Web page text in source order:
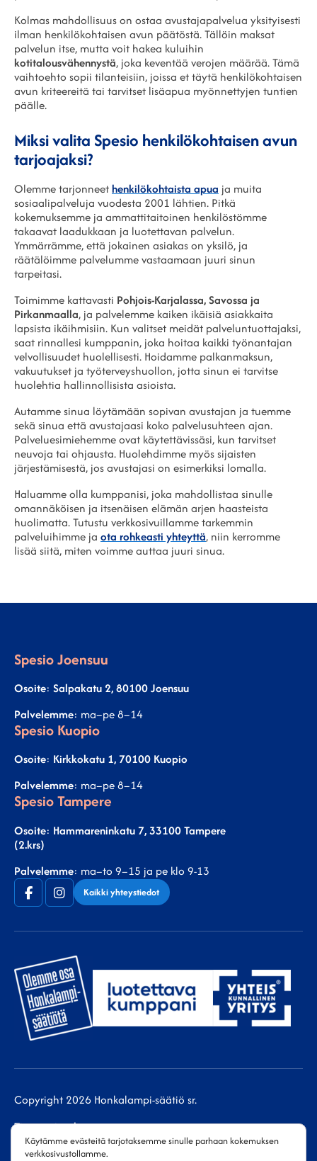
Kolmas mahdollisuus on ostaa avustajapalvelua yksityisesti
ilman henkilökohtaisen avun päätöstä. Tällöin maksat
palvelun itse, mutta voit hakea kuluihin
kotitalousvähennystä, joka keventää verojen määrää. Tämä
vaihtoehto sopii tilanteisiin, joissa et täytä henkilökohtaisen
avun kriteereitä tai tarvitset lisäapua myönnettyjen tuntien
päälle.
Miksi valita Spesio henkilökohtaisen avun
tarjoajaksi?
Olemme tarjonneethenkilökohtaista apua ja muita
sosiaalipalveluja vuodesta 2001 lähtien. Pitkä
kokemuksemme ja ammattitaitoinen henkilöstömme
takaavat laadukkaan ja luotettavan palvelun.
Ymmärrämme, että jokainen asiakas on yksilö, ja
räätälöimme palvelumme vastaamaan juuri sinun
tarpeitasi.
Toimimme kattavasti Pohjois-Karjalassa, Savossa ja
Pirkanmaalla, ja palvelemme kaiken ikäisiä asiakkaita
lapsista ikäihmisiin. Kun valitset meidät palveluntuottajaksi,
saat rinnallesi kumppanin, joka hoitaa kaikki työnantajan
velvollisuudet huolellisesti. Hoidamme palkanmaksun,
vakuutukset ja työterveyshuollon, jotta sinun ei tarvitse
huolehtia hallinnollisista asioista.
Autamme sinua löytämään sopivan avustajan ja tuemme
sekä sinua että avustajaasi koko palvelusuhteen ajan.
Palveluesimiehemme ovat käytettävissäsi, kun tarvitset
neuvoja tai ohjausta. Huolehdimme myös sijaisten
järjestämisestä, jos avustajasi on esimerkiksi lomalla.
Haluamme olla kumppanisi, joka mahdollistaa sinulle
omannäköisen ja itsenäisen elämän arjen haasteista
huolimatta. Tutustu verkkosivuillamme tarkemmin
palveluihimme ja ota rohkeasti yhteyttä, niin kerromme
lisää siitä, miten voimme auttaa juuri sinua.
Spesio Joensuu
Osoite: Salpakatu 2, 80100 Joensuu
Palvelemme: ma–pe 8–14
Spesio Kuopio
Osoite: Kirkkokatu 1, 70100 Kuopio
Palvelemme: ma–pe 8–14
Spesio Tampere
Osoite: Hammareninkatu 7, 33100 Tampere
(2.krs)
Palvelemme: ma–to 9–15 ja pe klo 9-13
FacebookInstagramKaikki yhteystiedot
Copyright 2026 Honkalampi-säätiö sr.
Tietosuojaseloste
Saavutettavuusseloste
Omavalvontasuunnitelmat
Käytämme evästeitä tarjotaksemme sinulle parhaan kokemuksen
verkkosivustollamme.